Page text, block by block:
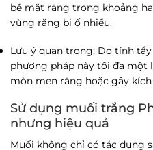
bề mặt răng trong khoảng
vùng răng bị ố nhiều.
Lưu ý quan trọng: Do tính
phương pháp này tối đa một
mòn men răng hoặc gây
Sử dụng muối trắng
nhưng hiệu quả
Muối không chỉ có tác dụng